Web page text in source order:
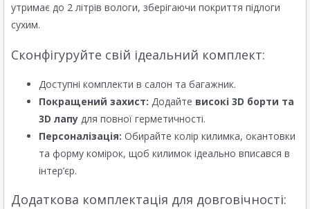
утримає до 2 літрів вологи, зберігаючи покриття підлоги
сухим.
Сконфігуруйте свій ідеальний комплект:
Доступні комплекти в салон та багажник.
Покращений захист: Додайте високі 3D борти та
3D лапу для повної герметичності.
Персоналізація: Обирайте колір килимка, окантовки
та форму комірок, щоб килимок ідеально вписався в
інтер’єр.
Додаткова комплектація для довговічності: